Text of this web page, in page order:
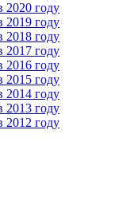
2020 году
2019 году
2018 году
2017 году
2016 году
2015 году
2014 году
2013 году
2012 году